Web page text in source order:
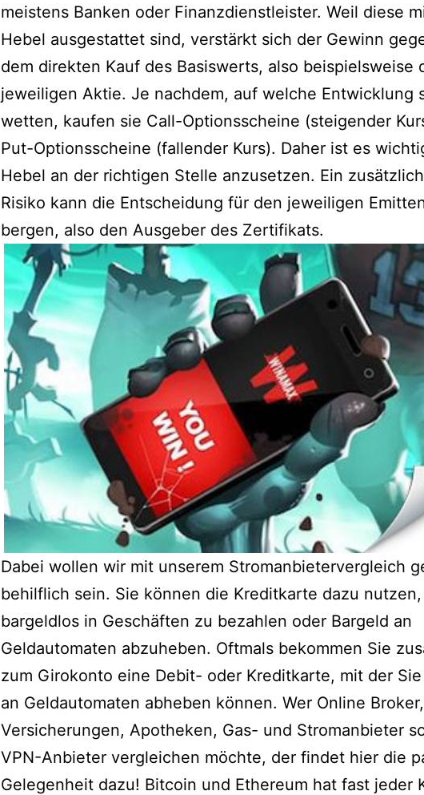
meistens Banken oder Finanzdienstleister. Weil diese
Hebel ausgestattet sind, verstärkt sich der Gewinn
dem direkten Kauf des Basiswerts, also beispielsweise
jeweiligen Aktie. Je nachdem, auf welche Entwicklung
wetten, kaufen sie Call-Optionsscheine (steigender
Put-Optionsscheine (fallender Kurs). Daher ist es
Hebel an der richtigen Stelle anzusetzen. Ein
Risiko kann die Entscheidung für den jeweiligen
bergen, also den Ausgeber des Zertifikats.
Dabei wollen wir mit unserem Stromanbietervergleich
behilflich sein. Sie können die Kreditkarte dazu
bargeldlos in Geschäften zu bezahlen oder Bargeld an
Geldautomaten abzuheben. Oftmals bekommen Sie
zum Girokonto eine Debit- oder Kreditkarte, mit der
an Geldautomaten abheben können. Wer Online Broker,
Versicherungen, Apotheken, Gas- und Stromanbieter
VPN-Anbieter vergleichen möchte, der findet hier die
Gelegenheit dazu! Bitcoin und Ethereum hat fast jeder